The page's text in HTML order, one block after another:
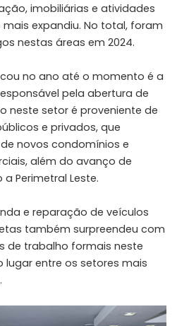
imobiliárias e atividades
expandiu. No total, foram
nestas áreas em 2024.
no ano até o momento é a
pela abertura de
neste setor é proveniente de
e privados, que
novos condomínios e
além do avanço de
Perimetral Leste.
e reparação de veículos
também surpreendeu com
de trabalho formais neste
entre os setores mais